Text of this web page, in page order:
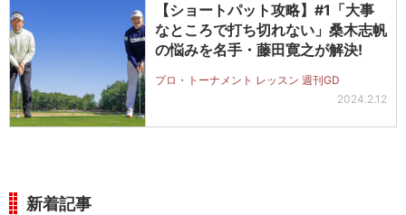
【ショートパット攻略】#1「大事
なところで打ち切れない」桑木志帆
の悩みを名手・藤田寛之が解決!
プロ・トーナメント レッスン 週刊GD
2024.2.12
新着記事